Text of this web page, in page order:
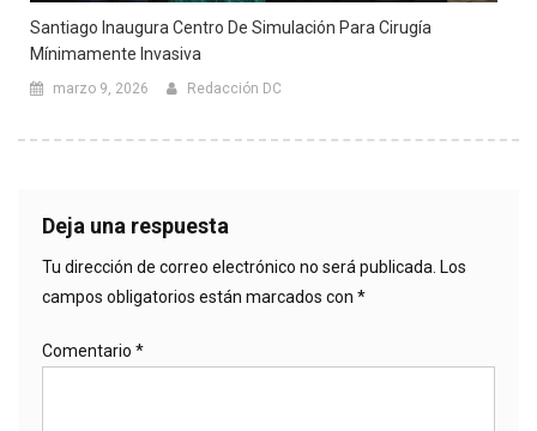
Santiago Inaugura Centro De Simulación Para Cirugía
Mínimamente Invasiva
marzo 9, 2026 Redacción DC
Deja una respuesta
Tu dirección de correo electrónico no será publicada. Los
campos obligatorios están marcados con *
Comentario *